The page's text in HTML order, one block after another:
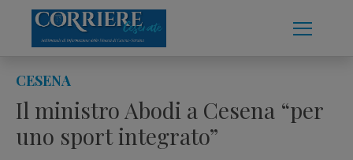
content
CESENA
Il ministro Abodi a Cesena “per
uno sport integrato”